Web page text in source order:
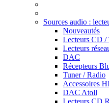
Sources audio :
Nouveautés
Lecteurs CD /
Lecteurs
DAC
Récepteurs
Tuner / Radio
Accessoires
DAC Atoll
Lecteurs CD